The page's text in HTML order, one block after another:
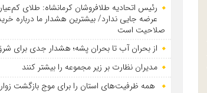
رئیس اتحادیه طلافروشان کرمانشاه: طلای
عرضه جایی ندارد/ بیشترین هشدار ما درباره خرید
صلاحیت است
از بحران آب تا بحران پشه؛ هشدار جدی برای
مدیران نظارت بر زیر مجموعه را بیشتر کنند
همه ظرفیت‌های استان را برای موج بازگشت زوار